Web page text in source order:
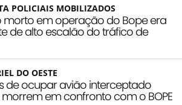
POLICIAIS MOBILIZADOS
morto em operação do Bope era
de alto escalão do tráfico de
DO OESTE
de ocupar avião interceptado
morrem em confronto com o BOPE